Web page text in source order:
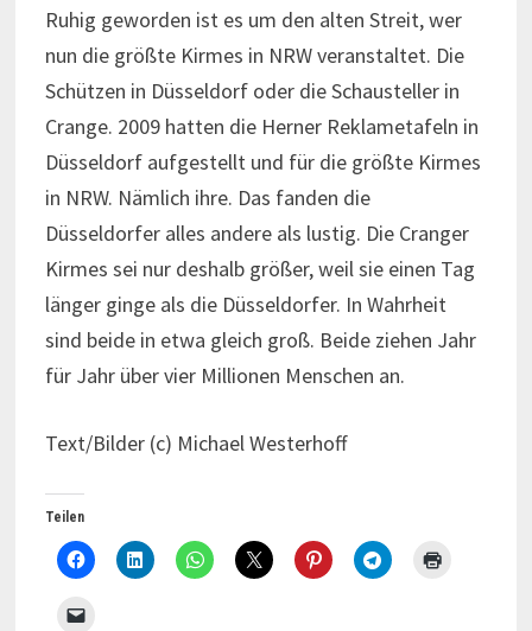
Ruhig geworden ist es um den alten Streit, wer
nun die größte Kirmes in NRW veranstaltet. Die
Schützen in Düsseldorf oder die Schausteller in
Crange. 2009 hatten die Herner Reklametafeln in
Düsseldorf aufgestellt und für die größte Kirmes
in NRW. Nämlich ihre. Das fanden die
Düsseldorfer alles andere als lustig. Die Cranger
Kirmes sei nur deshalb größer, weil sie einen Tag
länger ginge als die Düsseldorfer. In Wahrheit
sind beide in etwa gleich groß. Beide ziehen Jahr
für Jahr über vier Millionen Menschen an.
Text/Bilder (c) Michael Westerhoff
Teilen